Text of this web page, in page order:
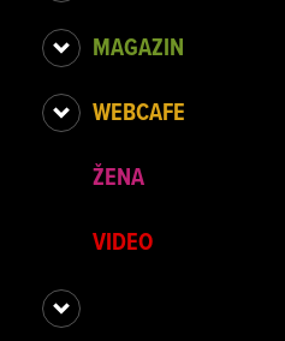
MAGAZIN
WEBCAFE
ŽENA
VIDEO